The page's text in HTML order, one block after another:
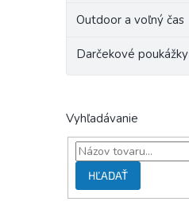
Outdoor a voľný čas
Darčekové poukážky
Vyhľadávanie
HĽADAŤ